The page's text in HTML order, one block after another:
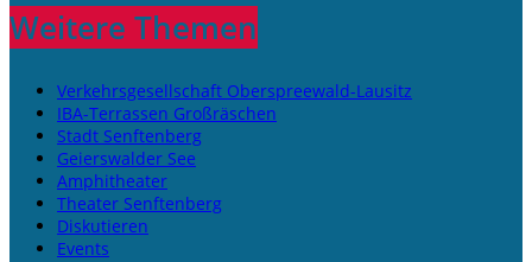
Weitere Themen
Verkehrsgesellschaft Oberspreewald-Lausitz
IBA-Terrassen Großräschen
Stadt Senftenberg
Geierswalder See
Amphitheater
Theater Senftenberg
Diskutieren
Events